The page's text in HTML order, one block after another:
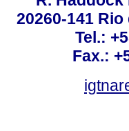
20260-141
Tel.:
Fax.: